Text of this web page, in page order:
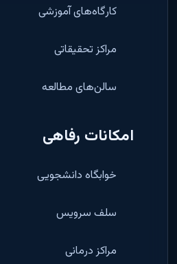
کارگاه‌های آموزشی
مراکز تحقیقاتی
سالن‌های مطالعه
امکانات رفاهی
خوابگاه دانشجویی
سلف سرویس
مراکز درمانی